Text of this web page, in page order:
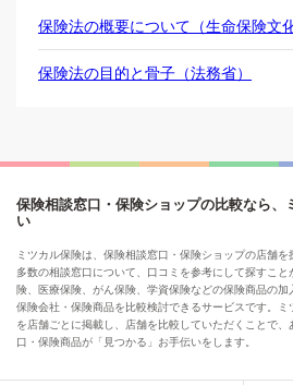
保険法の概要について（生命保険文
保険法の目的と骨子（法務省）
保険相談窓口・保険ショップの比較なら、
い
ミツカル保険は、保険相談窓口・保険ショップの店舗
多数の相談窓口について、口コミを参考にして探すこ
険、医療保険、がん保険、学資保険などの保険商品の
保険会社・保険商品を比較検討できるサービスです。ミ
を店舗ごとに掲載し、店舗を比較していただくことで
口・保険商品が「見つかる」お手伝いをします。